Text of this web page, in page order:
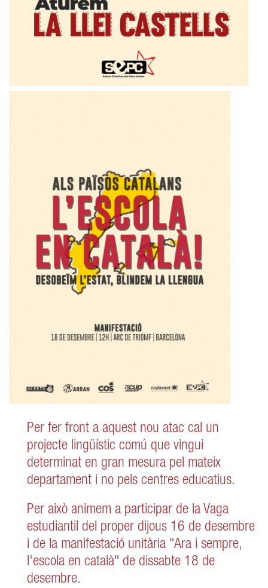
Per fer front a aquest nou atac cal un
projecte lingüístic comú que vingui
determinat en gran mesura pel mateix
departament i no pels centres educatius.
Per això animem a participar de la Vaga
estudiantil del proper dijous 16 de desembre
i de la manifestació unitària "Ara i sempre,
l'escola en català" de dissabte 18 de
desembre.